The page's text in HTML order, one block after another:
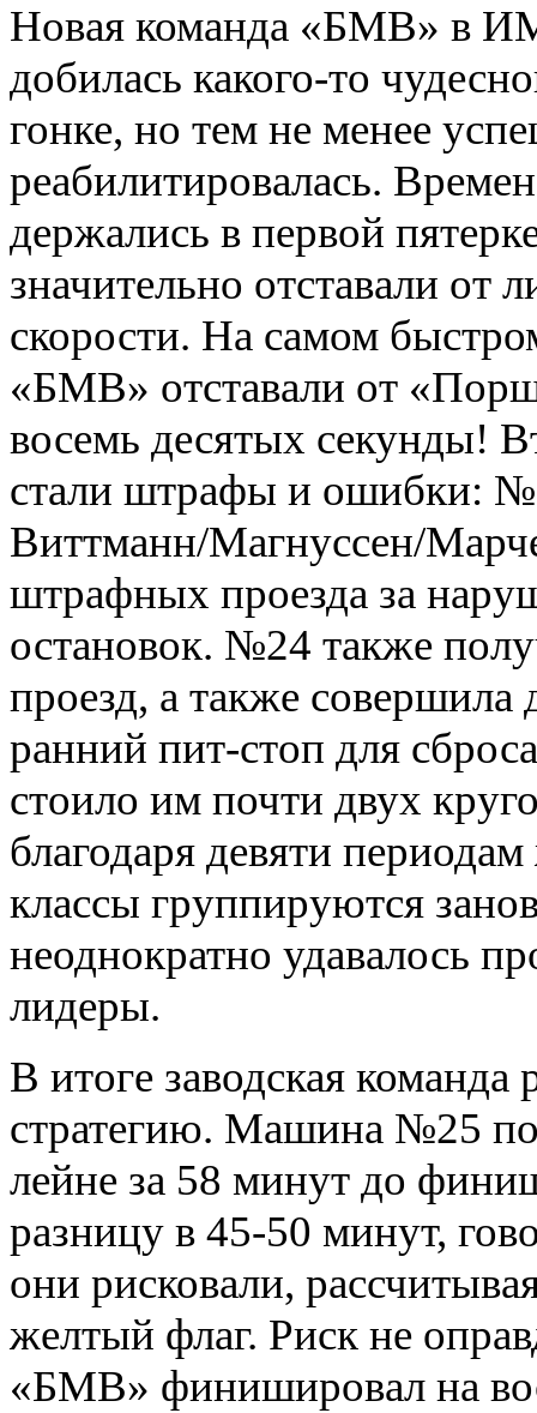
Новая команда «БМВ» в
добилась какого-то
гонке, но тем не менее
реабилитировалась.
держались в первой
значительно отставали от
скорости. На самом
«БМВ» отставали от
восемь десятых секунды!
стали штрафы и ошибки:
Виттманн/Магнуссен/
штрафных проезда за
остановок. №24 также
проезд, а также совершила
ранний пит-стоп для
стоило им почти двух
благодаря девяти
классы группируются
неоднократно удавалось
лидеры.
В итоге заводская команда
стратегию. Машина №25
лейне за 58 минут до
разницу в 45-50 минут,
они рисковали,
желтый флаг. Риск не
«БМВ» финишировал на